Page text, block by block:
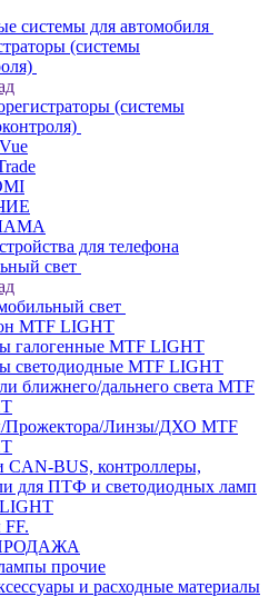
системы для автомобиля
(системы
(системы
для телефона
свет
свет
MTF LIGHT
галогенные MTF LIGHT
светодиодные MTF LIGHT
ближнего/дальнего света MTF
Линзы/ДХО MTF
CAN-BUS, контроллеры,
для ПТФ и светодиодных ламп
прочие
и расходные материалы